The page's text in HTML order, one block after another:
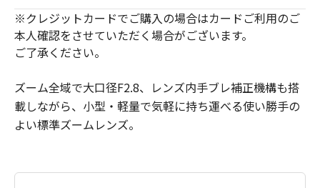
※クレジットカードでご購入の場合はカードご利用のご
本人確認をさせていただく場合がございます。
ご了承ください。
ズーム全域で大口径F2.8、レンズ内手ブレ補正機構も搭
載しながら、小型・軽量で気軽に持ち運べる使い勝手の
よい標準ズームレンズ。